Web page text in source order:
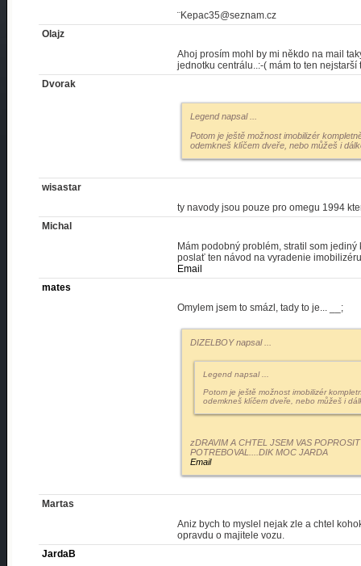
¨Kepac35@seznam.cz
Olajz
Ahoj prosím mohl by mi někdo na mail
jednotku centrálu..:-( mám to ten
Dvorak
Legend napsal...
Potom je ještě možnost imobilizér
odemkneš klíčem dveře, nebo můžeš i
wisastar
ty navody jsou pouze pro omegu 1994
Michal
Mám podobný problém, stratil som
poslať ten návod na vyradenie
Email
mates
Omylem jsem to smázl, tady to je... __;
DIZELBOY napsal...
Legend napsal...
Potom je ještě možnost imobilizér
odemkneš klíčem dveře, nebo můžeš i
zDRAVIM A CHTEL JSEM VAS
POTREBOVAL....DIK MOC JARDA
Email
Martas
Aniz bych to myslel nejak zle a chtel
opravdu o majitele vozu.
JardaB